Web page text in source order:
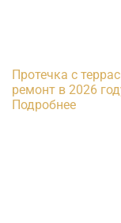
Протечка с
ремонт в 2026
Подробнее